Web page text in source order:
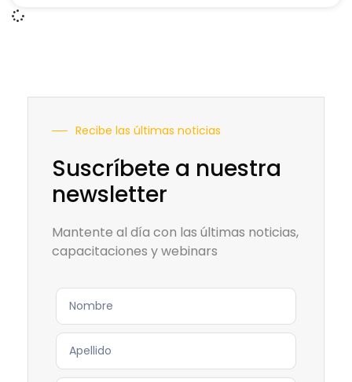
Recibe las últimas noticias
Suscríbete a nuestra
newsletter
Mantente al día con las últimas noticias,
capacitaciones y webinars